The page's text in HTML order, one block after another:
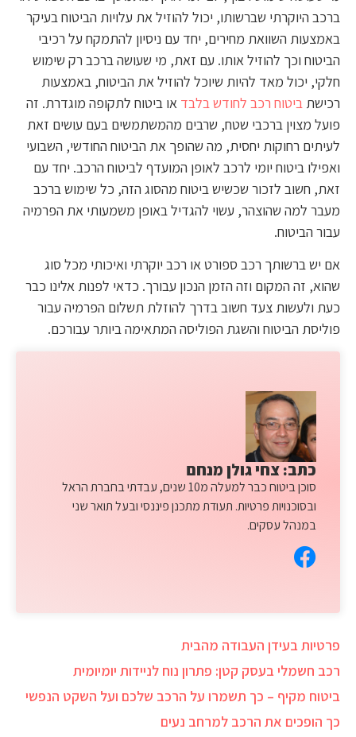
ברכב היוקרתי שברשותו, יכול להוזיל את עלויות הביטוח בעיקר
באמצעות השוואת מחירים, יחד עם ניסיון להתמקח על רכיבי
הביטוח וכך להוזיל אותו. עם זאת, מי שעושה ברכב רק שימוש
חלקי, יכול מאד להיות שיוכל להוזיל את הביטוח, באמצעות
רכישת ביטוח רכב לחודש בלבד או ביטוח לתקופה מוגדרת. זה
פועל מצוין ברכבי שטח, שרבים מהמשתמשים בעם עושים זאת
לעיתים רחוקות יחסית, מה שהופך את הביטוח החודשי, השבועי
ואפילו ביטוח יומי לרכב לאופן המועדף לביטוח הרכב. יחד עם
זאת, חשוב לזכור שכשיש ביטוח מהסוג הזה, כל שימוש ברכב
מעבר למה שהוצהר, עשוי להגדיל באופן משמעותי את הפרמיה
עבור הביטוח.
אם יש ברשותך רכב ספורט או רכב יוקרתי ואיכותי מכל סוג
שהוא, זה המקום וזה הזמן הנכון עבורך. כדאי לפנות אלינו כבר
כעת ולעשות צעד חשוב בדרך להוזלת תשלום הפרמיה עבור
פוליסת הביטוח והשגת הפוליסה המתאימה ביותר עבורכם.
כתב: צחי גולן מנחם
סוכן ביטוח כבר למעלה מ10 שנים, עבדתי בחברת הראל
ובסוכנויות פרטיות. תעודת מתכנן פיננסי ובעל תואר שני
במנהל עסקים.
פרטיות בעידן העבודה מהבית
רכב חשמלי בעסק קטן: פתרון נוח לניידות יומיומית
ביטוח מקיף – כך תשמרו על הרכב שלכם ועל השקט הנפשי
כך הופכים את הרכב למרחב נעים